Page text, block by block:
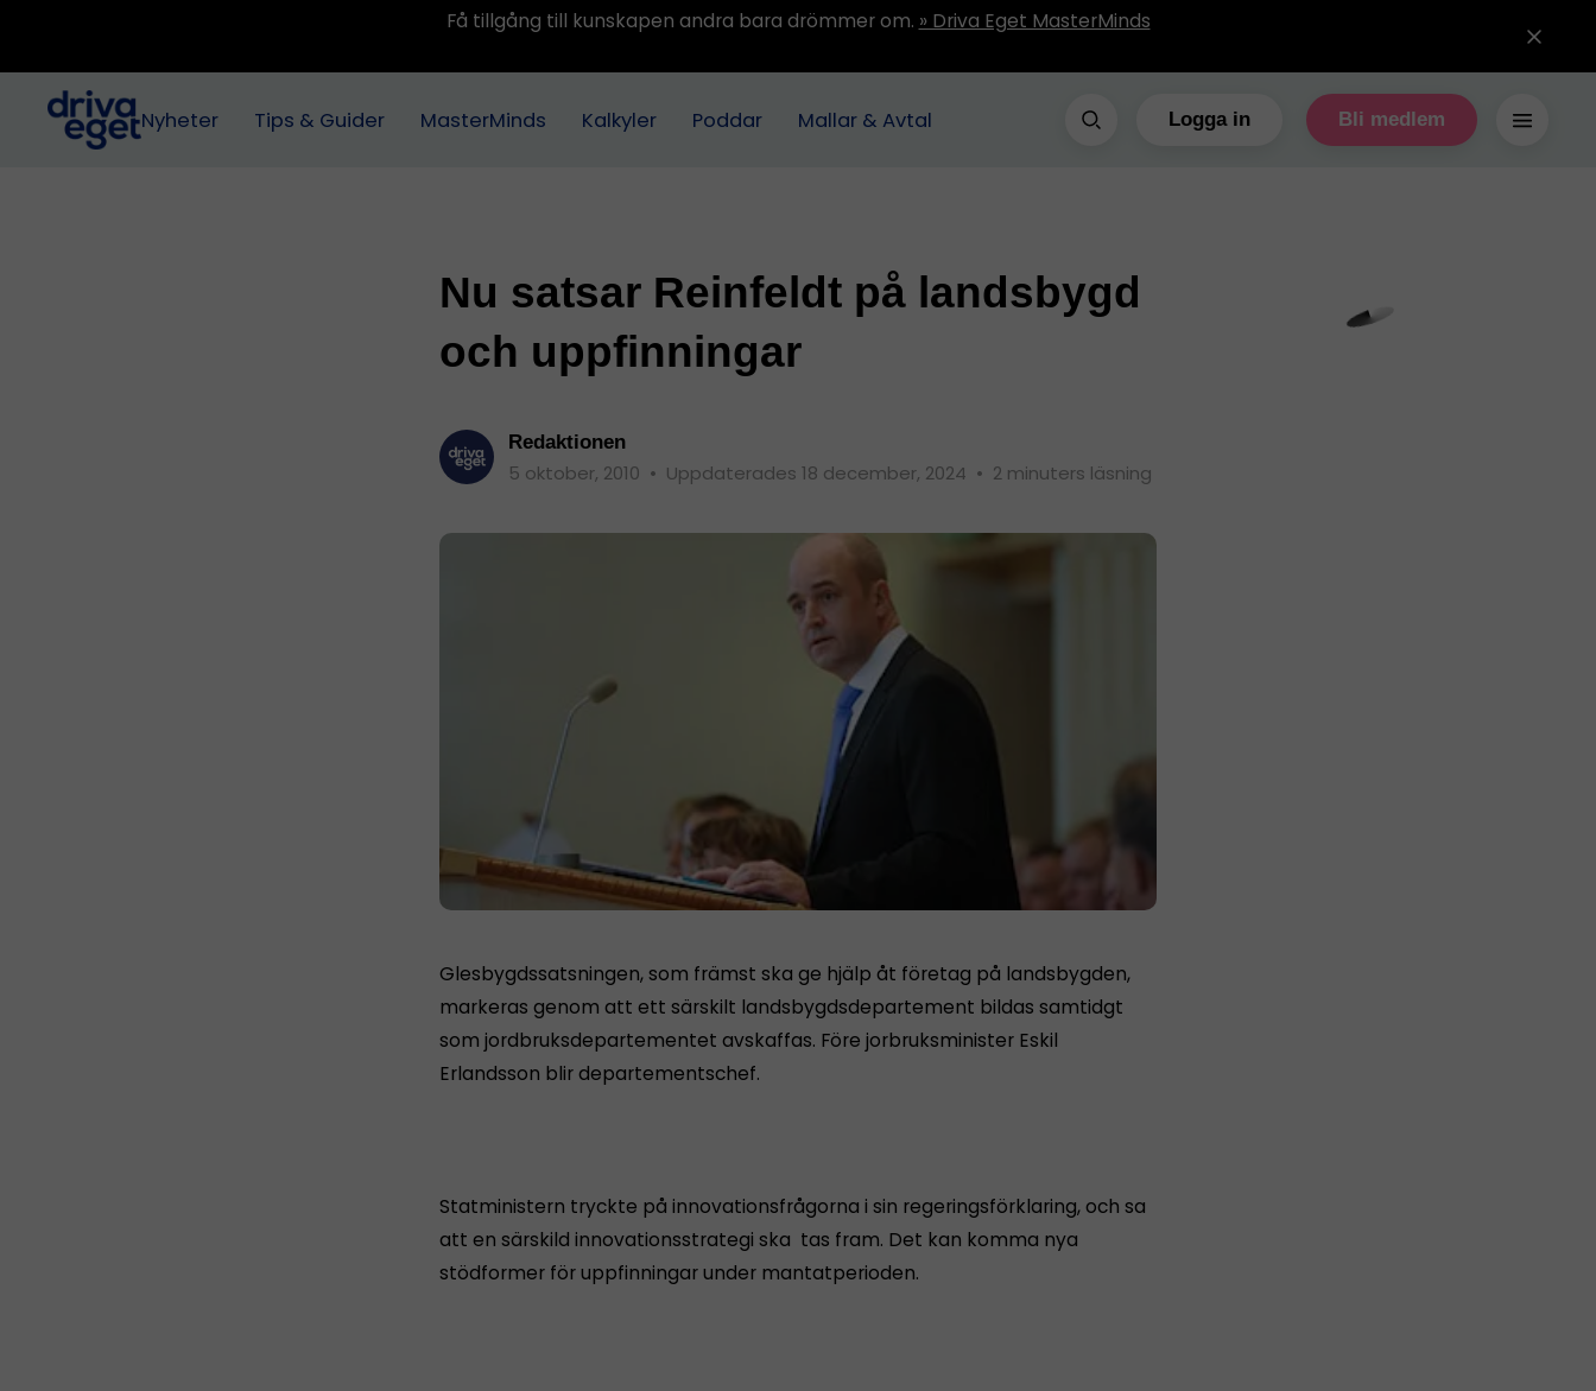
Få tillgång till kunskapen andra bara drömmer om. » Driva Eget MasterMinds
Nyheter Tips & Guider MasterMinds Kalkyler Poddar Mallar & Avtal Logga in Bli medlem
Nu satsar Reinfeldt på landsbygd
och uppfinningar
Redaktionen
5 oktober, 2010 • Uppdaterades 18 december, 2024 • 2 minuters läsning
Glesbygdssatsningen, som främst ska ge hjälp åt företag på landsbygden,
markeras genom att ett särskilt landsbygdsdepartement bildas samtidgt
som jordbruksdepartementet avskaffas. Före jorbruksminister Eskil
Erlandsson blir departementschef.
Statministern tryckte på innovationsfrågorna i sin regeringsförklaring, och sa
att en särskild innovationsstrategi ska tas fram. Det kan komma nya
stödformer för uppfinningar under mantatperioden.